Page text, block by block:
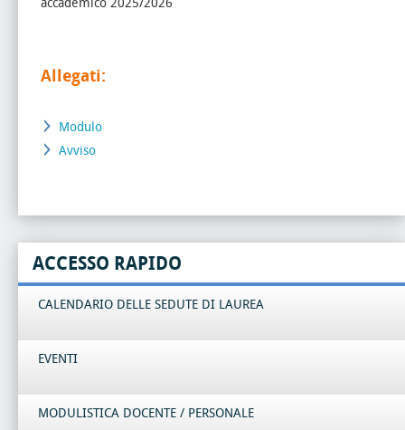
Allegati:
Modulo
Avviso
ACCESSO RAPIDO
CALENDARIO DELLE SEDUTE DI LAUREA
EVENTI
MODULISTICA DOCENTE / PERSONALE